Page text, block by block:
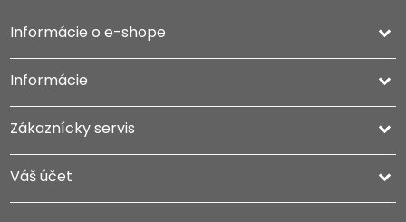
Informácie o e-shope keyboard_arrow_down
Informácie 
Zákaznícky servis 
Váš účet 